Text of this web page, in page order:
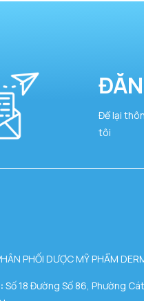
Để lại
tôi
PHỐI DƯỢC MỸ PHẨM
Số 18 Đường Số 86, Phường